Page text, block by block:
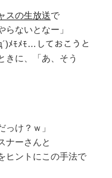
スの生放送で
ないとなー」
ﾒﾓﾒﾓ…しておこうと
きに、「あ、そう
っけ？ｗ」
ナーさんと
ヒントにこの手法で